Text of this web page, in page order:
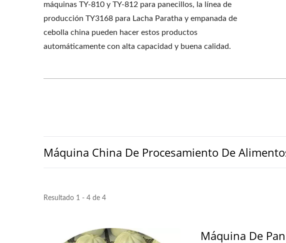
máquinas TY-810 y TY-812 para panecillos, la línea de
producción TY3168 para Lacha Paratha y empanada de
cebolla china pueden hacer estos productos
automáticamente con alta capacidad y buena calidad.
Máquina China De Procesamiento De
Resultado 1 - 4 de 4
Máquina De